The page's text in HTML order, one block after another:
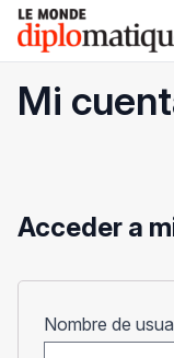
Skip
content
Le monde
Mi
Acceder a
Nombre de